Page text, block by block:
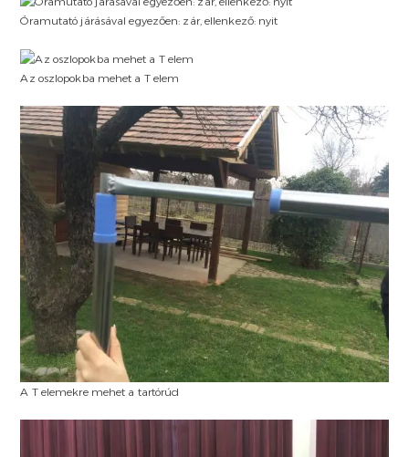
Óramutató járásával egyezően: zár, ellenkező: nyit
Az oszlopokba mehet a T elem
A T elemekre mehet a tartórúd